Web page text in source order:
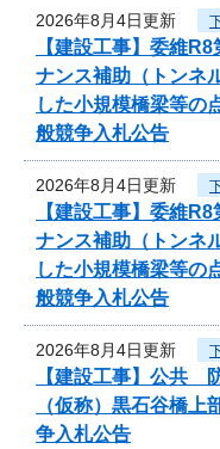
2026年8月4日更新
【建設工事】委維
ナンス補助（トンネ
した小規模橋梁等の
般競争入札公告
2026年8月4日更新
【建設工事】委維
ナンス補助（トンネ
した小規模橋梁等の
般競争入札公告
2026年8月4日更新
【建設工事】公共
（仮称）黒石谷橋
争入札公告